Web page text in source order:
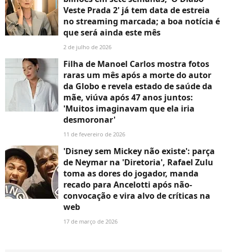
Veste Prada 2' já tem data de estreia
no streaming marcada; a boa notícia é
que será ainda este mês
2 de julho de 2026
Filha de Manoel Carlos mostra fotos
raras um mês após a morte do autor
da Globo e revela estado de saúde da
mãe, viúva após 47 anos juntos:
'Muitos imaginavam que ela iria
desmoronar'
11 de fevereiro de 2026
'Disney sem Mickey não existe': parça
de Neymar na 'Diretoria', Rafael Zulu
toma as dores do jogador, manda
recado para Ancelotti após não-
convocação e vira alvo de críticas na
web
17 de março de 2026